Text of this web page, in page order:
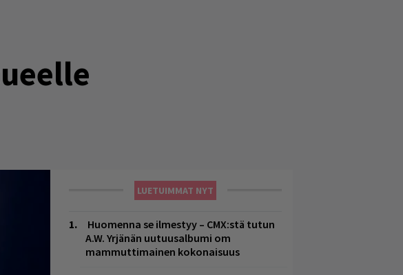
LUETUIMMAT NYT
Huomenna se ilmestyy – CMX:stä tutun
A.W. Yrjänän uutuusalbumi om
mammuttimainen kokonaisuus